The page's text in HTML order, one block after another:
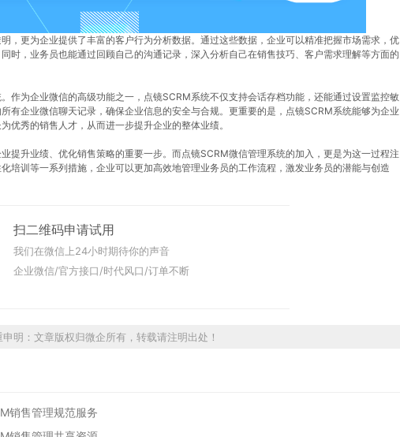
，更为企业提供了丰富的客户行为分析数据。通过这些数据，企业可以精准把握市场需求，优
时，业务员也能通过回顾自己的沟通记录，深入分析自己在销售技巧、客户需求理解等方面的
作为企业微信的高级功能之一，点镜SCRM系统不仅支持会话存档功能，还能通过设置监控敏
有企业微信聊天记录，确保企业信息的安全与合规。更重要的是，点镜SCRM系统能够为企业
优秀的销售人才，从而进一步提升企业的整体业绩。
提升业绩、优化销售策略的重要一步。而点镜SCRM微信管理系统的加入，更是为这一过程注
培训等一系列措施，企业可以更加高效地管理业务员的工作流程，激发业务员的潜能与创造
扫二维码申请试用
我们在微信上24小时期待你的声音
企业微信/官方接口/时代风口/订单不断
申明：文章版权归微企所有，转载请注明出处！
销售管理规范服务